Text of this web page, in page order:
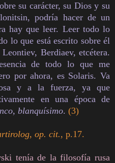
su carácter, su Dios y su
podría hacer de un
hay que leer. Leer todo lo
lo que está escrito sobre él
Berdiaev, etcétera.
de todo lo que me
por ahora, es Solaris. Va
y a la fuerza, ya que
en una época de
blanquísimo. (3)
, op. cit., p.17.
tenía de la filosofía rusa